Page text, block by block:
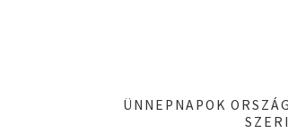
ÜNNEPNAPOK